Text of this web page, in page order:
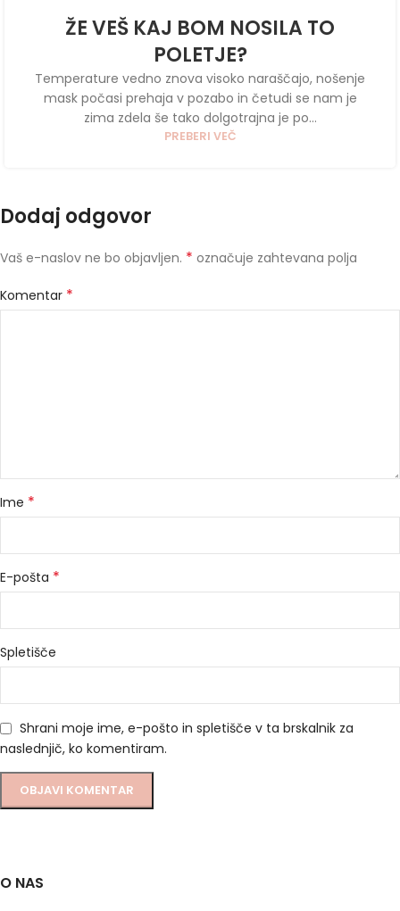
ŽE VEŠ KAJ BOM NOSILA TO
POLETJE?
Temperature vedno znova visoko naraščajo, nošenje
mask počasi prehaja v pozabo in četudi se nam je
zima zdela še tako dolgotrajna je po...
PREBERI VEČ
Dodaj odgovor
Vaš e-naslov ne bo objavljen. * označuje zahtevana polja
Komentar *
Ime *
E-pošta *
Spletišče
Shrani moje ime, e-pošto in spletišče v ta brskalnik za
naslednjič, ko komentiram.
O NAS